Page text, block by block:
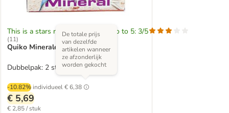
This is a stars rating area from zero to 5: 3/5
(11)
Quiko Mineralensteen Flower
Dubbelpak: 2 stuks
-10.82% individueel€ 6,38
De totale prijs
van dezelfde
artikelen wanneer
ze afzonderlijk
worden gekocht
€ 5,69
€ 2,85 / stuk